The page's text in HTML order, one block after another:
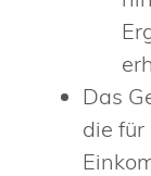
Das
die